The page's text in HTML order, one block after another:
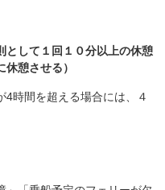
として１回１０分以上の休憩
憩させる）
4時間を超える場合には、４